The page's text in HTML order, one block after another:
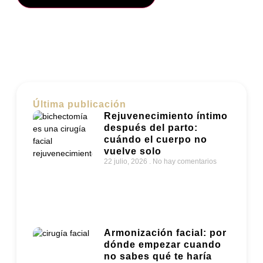
Última publicación
Rejuvenecimiento íntimo
después del parto:
cuándo el cuerpo no
vuelve solo
Armonización facial: por
dónde empezar cuando